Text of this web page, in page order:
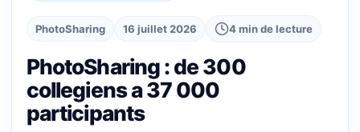
PhotoSharing 16 juillet 2026 4 min de lecture
PhotoSharing : de 300
collegiens a 37 000
participants